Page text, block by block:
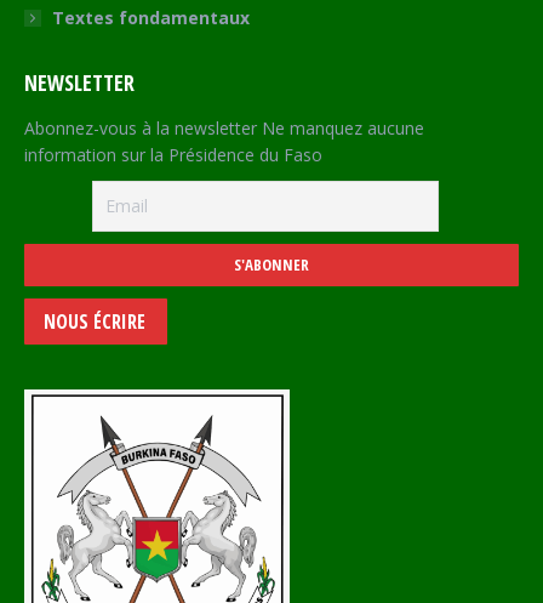
Textes fondamentaux
NEWSLETTER
Abonnez-vous à la newsletter Ne manquez aucune
information sur la Présidence du Faso
NOUS ÉCRIRE